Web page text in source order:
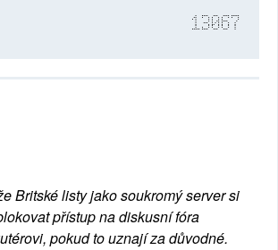
13067
Britské listy jako soukromý server si
přístup na diskusní fóra
pokud to uznají za důvodné.